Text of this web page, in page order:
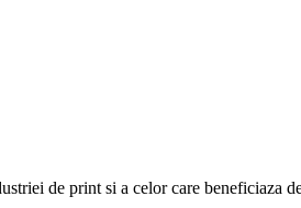
de print si a celor care beneficiaza